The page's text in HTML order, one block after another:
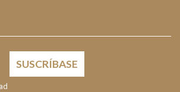
SUSCRÍBASE